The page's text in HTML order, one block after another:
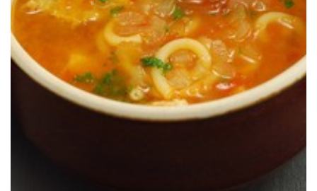
PROYECTO ROCA: ESCUDELLA DE
BACALAO
Una escudella distinta donde el protagonista no es la carne de cerdo
sino el bacalao desalado acompañado de sus fideos. Un plato de
cuchareo de lo más reconfortante.